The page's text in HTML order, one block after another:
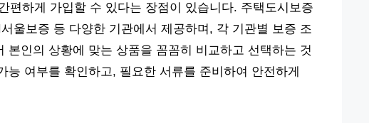
편하게 가입할 수 있다는 장점이 있습니다. 주택도시보증
울보증 등 다양한 기관에서 제공하며, 각 기관별 보증 조
본인의 상황에 맞는 상품을 꼼꼼히 비교하고 선택하는 것
여부를 확인하고, 필요한 서류를 준비하여 안전하게